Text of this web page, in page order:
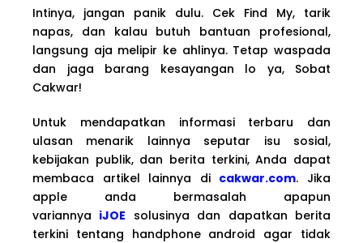
Intinya, jangan panik dulu. Cek Find My, tarik
napas, dan kalau butuh bantuan profesional,
langsung aja melipir ke ahlinya. Tetap waspada
dan jaga barang kesayangan lo ya, Sobat
Cakwar!
Untuk mendapatkan informasi terbaru dan
ulasan menarik lainnya seputar isu sosial,
kebijakan publik, dan berita terkini, Anda dapat
membaca artikel lainnya di cakwar.com. Jika
apple anda bermasalah apapun
variannya iJOE solusinya dan dapatkan berita
terkini tentang handphone android agar tidak